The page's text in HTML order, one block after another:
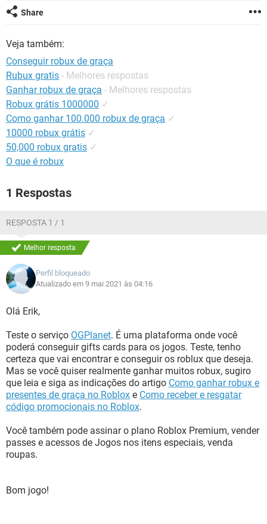
GUIA DE COMPRAS
Share
Veja também:
Conseguir robux de graça
Rubux gratis - Melhores respostas
Ganhar robux de graça - Melhores respostas
Robux grátis 1000000 ✓
Como ganhar 100.000 robux de graça ✓
10000 robux grátis ✓
50,000 robux gratis ✓
O que é robux
1 Respostas
RESPOSTA 1 / 1
Melhor resposta
Perfil bloqueado
Atualizado em 9 mai 2021 às 04:16
Olá Erik,
Teste o serviço OGPlanet. É uma plataforma onde você
poderá conseguir gifts cards para os jogos. Teste, tenho
certeza que vai encontrar e conseguir os roblux que deseja.
Mas se você quiser realmente ganhar muitos robux, sugiro
que leia e siga as indicações do artigo Como ganhar robux e
presentes de graça no Roblox e Como receber e resgatar
código promocionais no Roblox.
Você também pode assinar o plano Roblox Premium, vender
passes e acessos de Jogos nos itens especiais, venda
roupas.
Bom jogo!